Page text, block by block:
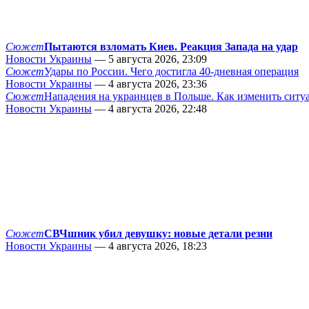
СюжетПытаются взломать Киев. Реакция Запада на удар
Новости Украины — 5 августа 2026, 23:09
СюжетУдары по России. Чего достигла 40-дневная операция
Новости Украины — 4 августа 2026, 23:36
СюжетНападения на украинцев в Польше. Как изменить
Новости Украины — 4 августа 2026, 22:48
СюжетСВЧшник убил девушку: новые детали резни
Новости Украины — 4 августа 2026, 18:23